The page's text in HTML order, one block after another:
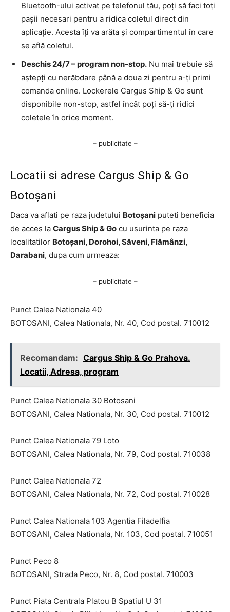
Bluetooth-ului activat pe telefonul tău, poți să faci toți
pașii necesari pentru a ridica coletul direct din
aplicație. Acesta îți va arăta și compartimentul în care
se află coletul.
Deschis 24/7 – program non-stop. Nu mai trebuie să
aștepți cu nerăbdare până a doua zi pentru a-ți primi
comanda online. Lockerele Cargus Ship & Go sunt
disponibile non-stop, astfel încât poți să-ți ridici
coletele în orice moment.
– publicitate –
Locatii si adrese Cargus Ship & Go
Botoșani
Daca va aflati pe raza judetului Botoșani puteti beneficia
de acces la Cargus Ship & Go cu usurinta pe raza
localitatilor Botoșani, Dorohoi, Săveni, Flămânzi,
Darabani, dupa cum urmeaza:
– publicitate –
Punct Calea Nationala 40
BOTOSANI, Calea Nationala, Nr. 40, Cod postal. 710012
Recomandam: Cargus Ship & Go Prahova.
Locatii, Adresa, program
Punct Calea Nationala 30 Botosani
BOTOSANI, Calea Nationala, Nr. 30, Cod postal. 710012
Punct Calea Nationala 79 Loto
BOTOSANI, Calea Nationala, Nr. 79, Cod postal. 710038
Punct Calea Nationala 72
BOTOSANI, Calea Nationala, Nr. 72, Cod postal. 710028
Punct Calea Nationala 103 Agentia Filadelfia
BOTOSANI, Calea Nationala, Nr. 103, Cod postal. 710051
Punct Peco 8
BOTOSANI, Strada Peco, Nr. 8, Cod postal. 710003
Punct Piata Centrala Platou B Spatiul U 31